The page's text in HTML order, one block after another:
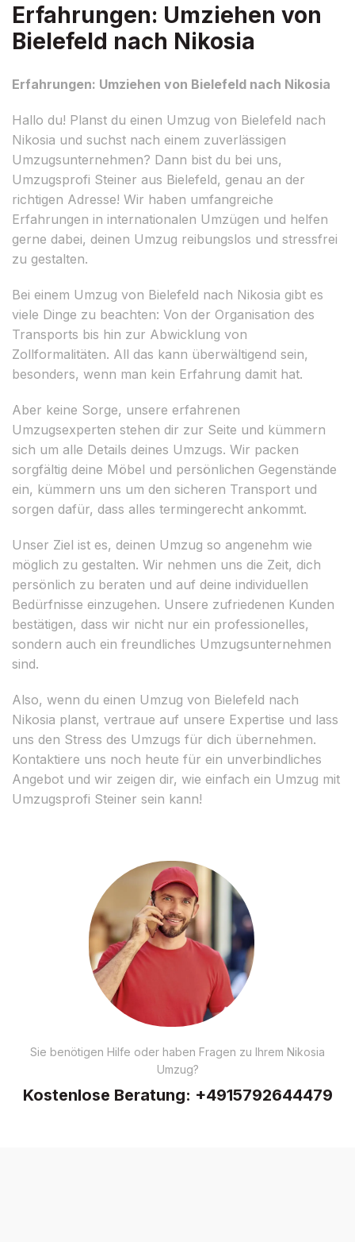
Erfahrungen: Umziehen von
Bielefeld nach Nikosia
Erfahrungen: Umziehen von Bielefeld nach Nikosia
Hallo du! Planst du einen Umzug von Bielefeld nach
Nikosia und suchst nach einem zuverlässigen
Umzugsunternehmen? Dann bist du bei uns,
Umzugsprofi Steiner aus Bielefeld, genau an der
richtigen Adresse! Wir haben umfangreiche
Erfahrungen in internationalen Umzügen und helfen
gerne dabei, deinen Umzug reibungslos und stressfrei
zu gestalten.
Bei einem Umzug von Bielefeld nach Nikosia gibt es
viele Dinge zu beachten: Von der Organisation des
Transports bis hin zur Abwicklung von
Zollformalitäten. All das kann überwältigend sein,
besonders, wenn man kein Erfahrung damit hat.
Aber keine Sorge, unsere erfahrenen
Umzugsexperten stehen dir zur Seite und kümmern
sich um alle Details deines Umzugs. Wir packen
sorgfältig deine Möbel und persönlichen Gegenstände
ein, kümmern uns um den sicheren Transport und
sorgen dafür, dass alles termingerecht ankommt.
Unser Ziel ist es, deinen Umzug so angenehm wie
möglich zu gestalten. Wir nehmen uns die Zeit, dich
persönlich zu beraten und auf deine individuellen
Bedürfnisse einzugehen. Unsere zufriedenen Kunden
bestätigen, dass wir nicht nur ein professionelles,
sondern auch ein freundliches Umzugsunternehmen
sind.
Also, wenn du einen Umzug von Bielefeld nach
Nikosia planst, vertraue auf unsere Expertise und lass
uns den Stress des Umzugs für dich übernehmen.
Kontaktiere uns noch heute für ein unverbindliches
Angebot und wir zeigen dir, wie einfach ein Umzug mit
Umzugsprofi Steiner sein kann!
Sie benötigen Hilfe oder haben Fragen zu Ihrem Nikosia
Umzug?
Kostenlose Beratung: +4915792644479